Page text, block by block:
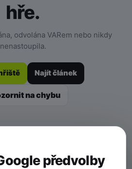
hře.
odvolána VARem nebo nikdy
nenastoupila.
Najít článek
na chybu
předvolby